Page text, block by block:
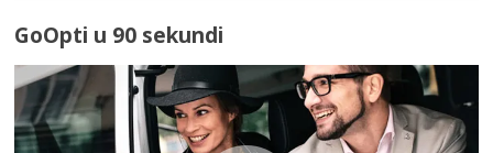
GoOpti u 90 sekundi